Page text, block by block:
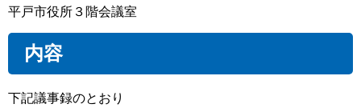
平戸市役所３階会議室
内容
下記議事録のとおり